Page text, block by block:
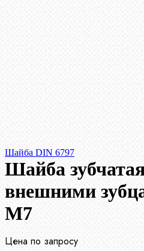
Шайба DIN 6797
Шайба
внешними
М7
Цена по запросу